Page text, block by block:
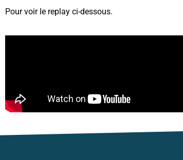
Pour voir le replay ci-dessous.